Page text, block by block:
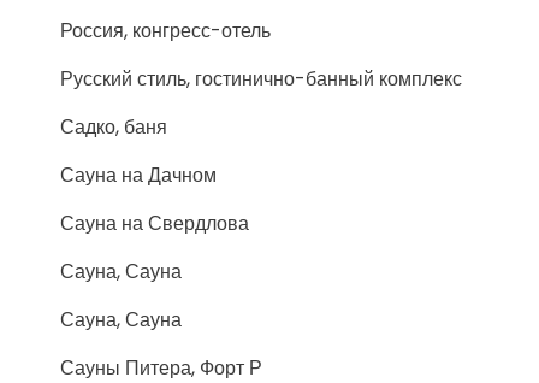
Россия, конгресс-отель
Русский стиль, гостинично-банный комплекс
Садко, баня
Сауна на Дачном
Сауна на Свердлова
Сауна, Сауна
Сауна, Сауна
Сауны Питера, Форт Р